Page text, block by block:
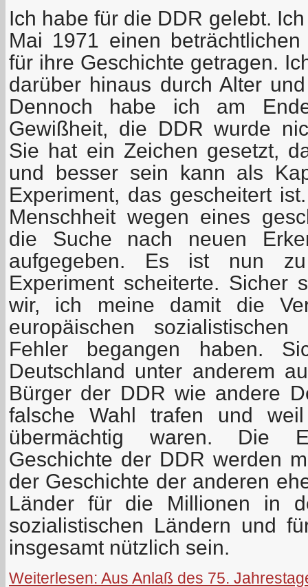
Ich habe für die DDR gelebt.
Mai 1971 einen
für ihre Geschichte getragen.
darüber hinaus durch Alter
Dennoch habe ich am
Gewißheit, die DDR wurde
Sie hat ein Zeichen gesetzt,
und besser sein kann als
Experiment, das gescheitert
Menschheit wegen eines
die Suche nach neuen
aufgegeben. Es ist nun
Experiment scheiterte. Sicher
wir, ich meine damit die
europäischen sozialistischen
Fehler begangen haben.
Deutschland unter anderem
Bürger der DDR wie andere
falsche Wahl trafen und
übermächtig waren. Die
Geschichte der DDR werden
der Geschichte der anderen
Länder für die Millionen in
sozialistischen Ländern und
insgesamt nützlich sein.
Weiterlesen: Aus Anlaß des 75.